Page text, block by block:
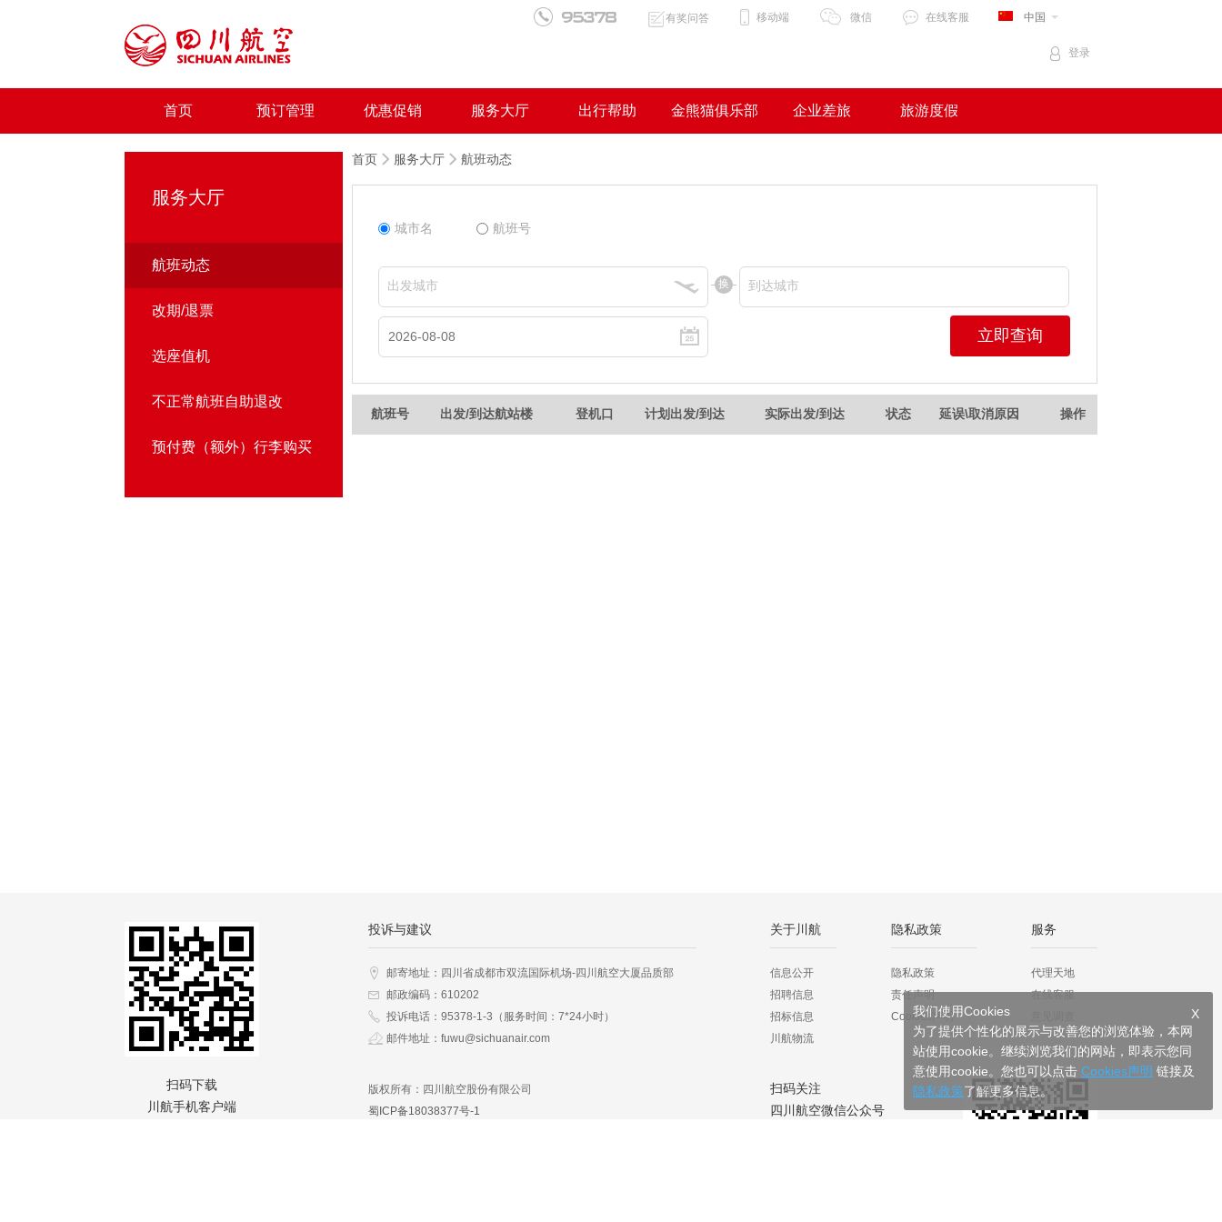
中国
在线客服
微信
移动端
有奖问答
登录
首页 预订管理 优惠促销 服务大厅 出行帮助 金熊猫俱乐部 企业差旅 旅游度假
服务大厅
航班动态
改期/退票
选座值机
不正常航班自助退改
预付费（额外）行李购买
首页 服务大厅 航班动态
城市名 航班号
出发城市 换 到达城市
立即查询
航班号 出发/到达航站楼 登机口 计划出发/到达 实际出发/到达 状态 延误\取消原因 操作
扫码下载
川航手机客户端
投诉与建议
邮寄地址：四川省成都市双流国际机场-四川航空大厦品质部
邮政编码：610202
投诉电话：95378-1-3（服务时间：7*24小时）
邮件地址：fuwu@sichuanair.com
版权所有：四川航空股份有限公司
蜀ICP备18038377号-1
关于川航
信息公开
招聘信息
招标信息
川航物流
隐私政策
隐私政策
责任声明
Cookies声明
服务
代理天地
在线客服
扫码关注
四川航空微信公众号
我们使用Cookies
X
为了提供个性化的展示与改善您的浏览体验，本网
站使用cookie。继续浏览我们的网站，即表示您同
意使用cookie。您也可以点击 Cookies声明 链接及
隐私政策了解更多信息。